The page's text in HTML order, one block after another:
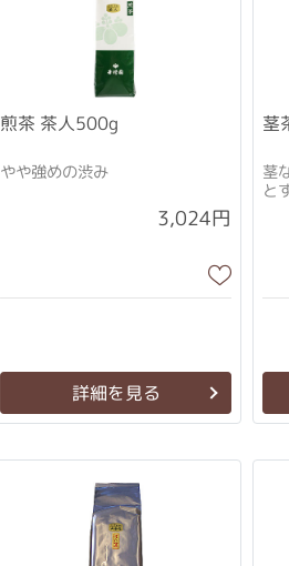
煎茶 茶人500g
やや強めの渋み
3,024円
詳細を見る
茎
茎
と